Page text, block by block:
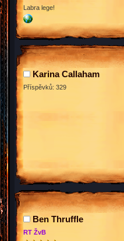
Labra lege!
Karina Callaham
Příspěvků: 329
Ben Thruffle
RT ŽvB